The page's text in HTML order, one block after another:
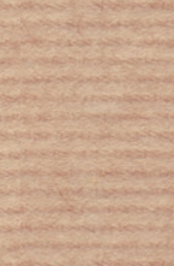
για